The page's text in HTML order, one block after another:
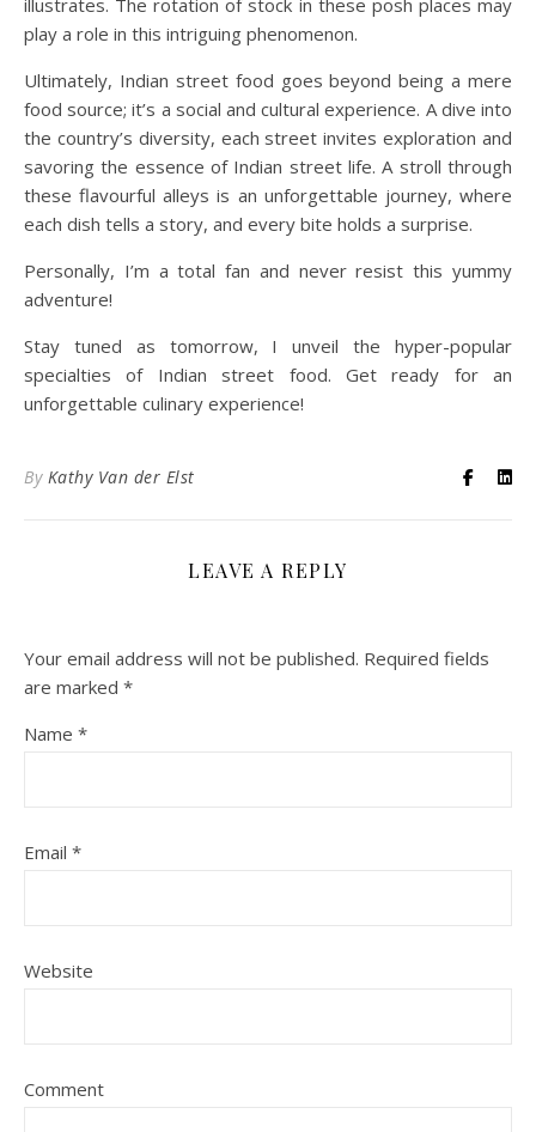
play a role in this intriguing phenomenon.
Ultimately, Indian street food goes beyond being a mere
food source; it’s a social and cultural experience. A dive into
the country’s diversity, each street invites exploration and
savoring the essence of Indian street life. A stroll through
these flavourful alleys is an unforgettable journey, where
each dish tells a story, and every bite holds a surprise.
Personally, I’m a total fan and never resist this yummy
adventure!
Stay tuned as tomorrow, I unveil the hyper-popular
specialties of Indian street food. Get ready for an
unforgettable culinary experience!
By Kathy Van der Elst
LEAVE A REPLY
Your email address will not be published. Required fields
are marked *
Name *
Email *
Website
Comment